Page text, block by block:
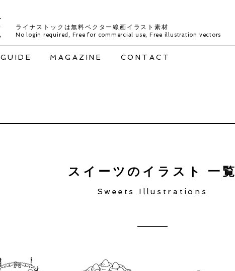
ライナストックは無料ベクター線画イラスト素材
No login required, Free for commercial use, Free illustration vectors
GUIDE MAGAZINE CONTACT
スイーツのイラスト 一覧
Sweets Illustrations